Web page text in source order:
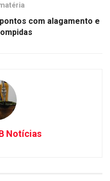
com alagamento e
Notícias